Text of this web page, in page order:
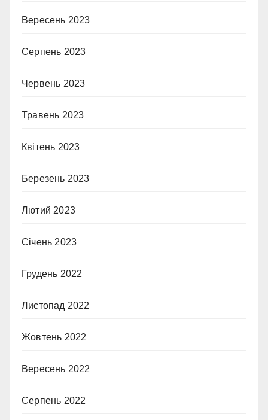
Вересень 2023
Серпень 2023
Червень 2023
Травень 2023
Квітень 2023
Березень 2023
Лютий 2023
Січень 2023
Грудень 2022
Листопад 2022
Жовтень 2022
Вересень 2022
Серпень 2022